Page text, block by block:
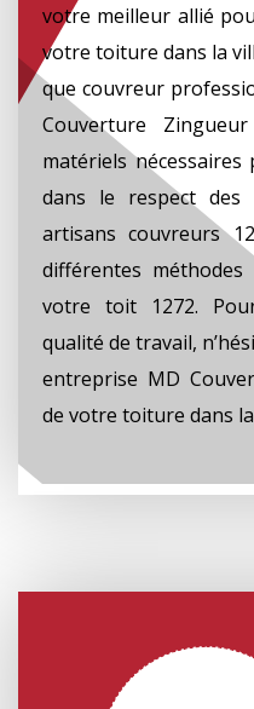
votre meilleur allié
votre toiture dans la
que couvreur
Couverture
matériels
dans le respect des
artisans couvreurs
différentes
votre toit 1272.
qualité de travail,
entreprise MD
de votre toiture dans